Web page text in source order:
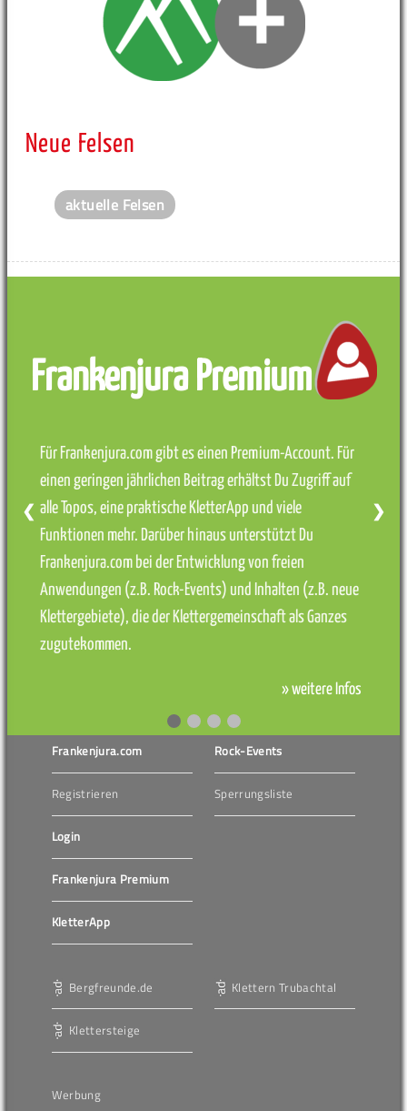
Neue Felsen
aktuelle Felsen
Frankenjura Premium
Für Frankenjura.com gibt es einen Premium-Account. Für
einen geringen jährlichen Beitrag erhältst Du Zugriff auf
alle Topos, eine praktische KletterApp und viele
Funktionen mehr. Darüber hinaus unterstützt Du
Frankenjura.com bei der Entwicklung von freien
Anwendungen (z.B. Rock-Events) und Inhalten (z.B. neue
Klettergebiete), die der Klettergemeinschaft als Ganzes
zugutekommen.
» weitere Infos
❮ ❯
Frankenjura.com
Registrieren
Login
Frankenjura Premium
KletterApp
Rock-Events
Sperrungsliste
Bergfreunde.de
Klettersteige
Klettern Trubachtal
Werbung